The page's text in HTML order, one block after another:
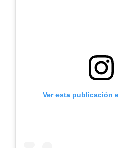
Ver esta publicación